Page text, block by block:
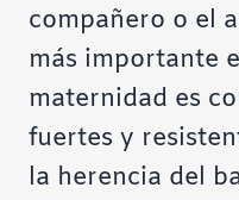
compañero o el
más importante
maternidad es
fuertes y
la herencia del